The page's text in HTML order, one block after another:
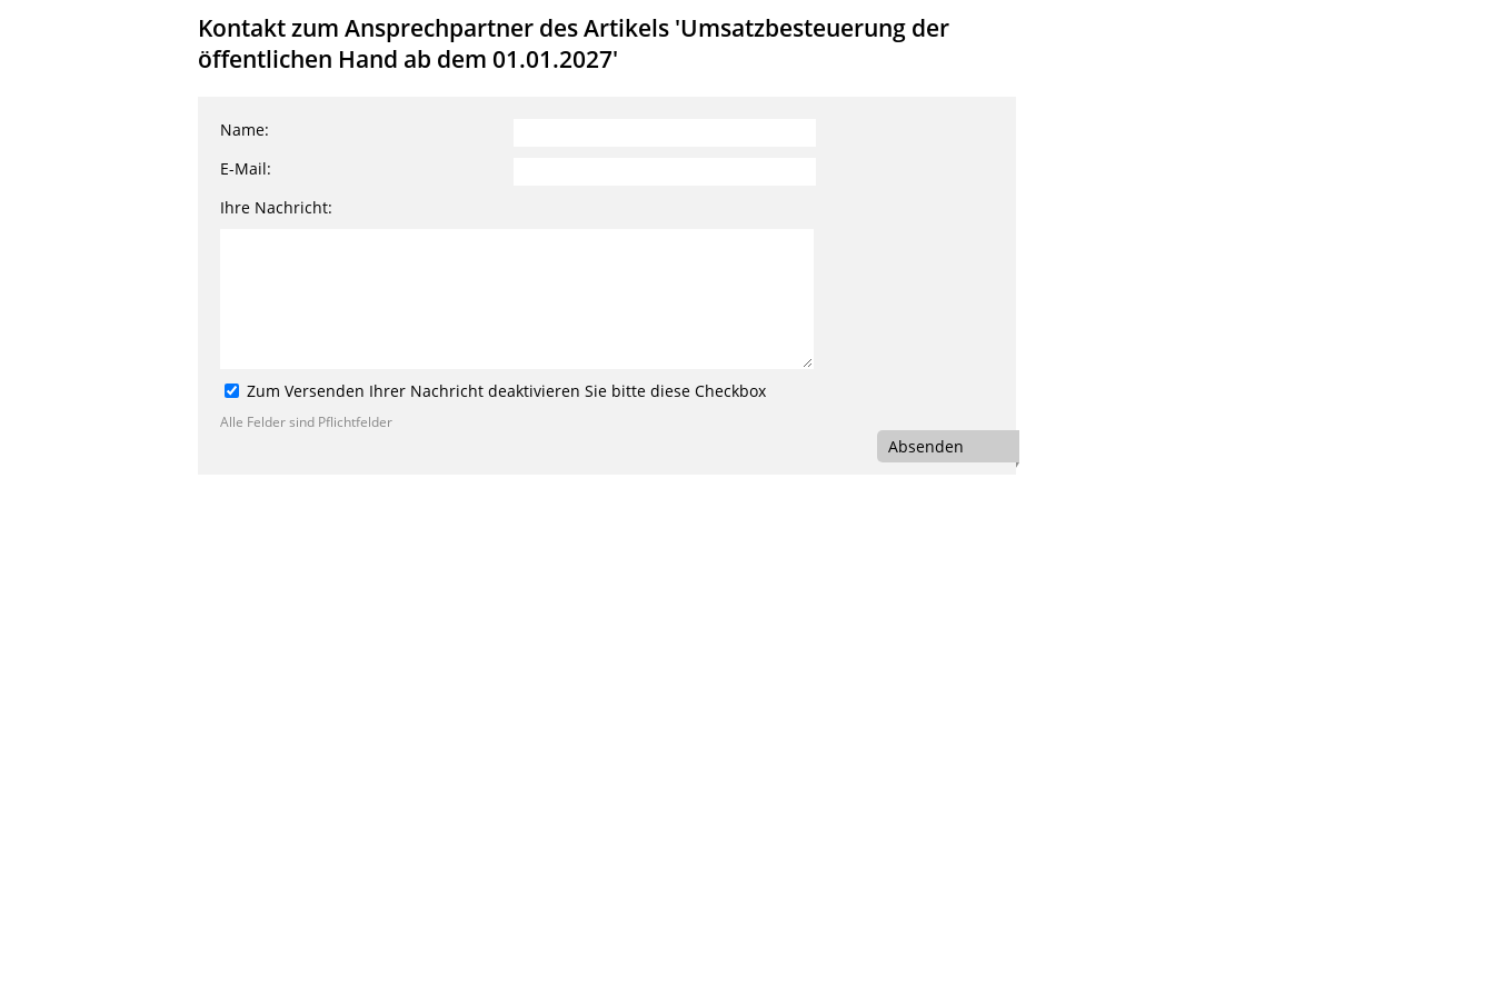
Kontakt zum Ansprechpartner des Artikels 'Umsatzbesteuerung der
öffentlichen Hand ab dem 01.01.2027'
Name:
E-Mail:
Ihre Nachricht:
Zum Versenden Ihrer Nachricht deaktivieren Sie bitte diese Checkbox
Alle Felder sind Pflichtfelder
Absenden